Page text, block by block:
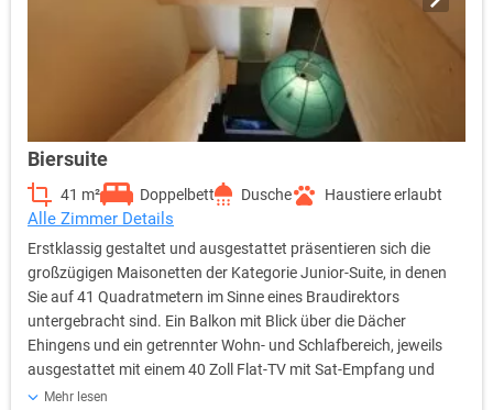
Biersuite
41 m² Doppelbett Dusche Haustiere erlaubt
Alle Zimmer Details
Erstklassig gestaltet und ausgestattet präsentieren sich die
großzügigen Maisonetten der Kategorie Junior-Suite, in denen
Sie auf 41 Quadratmetern im Sinne eines Braudirektors
untergebracht sind. Ein Balkon mit Blick über die Dächer
Ehingens und ein getrennter Wohn- und Schlafbereich, jeweils
ausgestattet mit einem 40 Zoll Flat-TV mit Sat-Empfang und
Sky-free-to-Guest, sind die Highlights dieser Premium-Kategorie.
Mehr lesen